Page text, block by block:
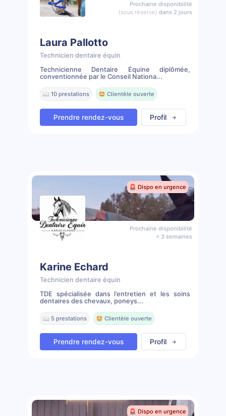
Prochaine disponibilité
(sous réserve) dans 2 jours
Laura Pallotto
Technicien dentaire équin
Technicienne Dentaire Équine diplômée,
conventionnée par le Conseil Nationa...
📖 10 prestations 🤩 Clientèle ouverte
Prendre rendez-vous Profil
🚨 Dispo en urgence
Prochaine disponibilité
< 3 semaines
Karine Echard
Technicien dentaire équin
TDE spécialisée dans l’entretien et les soins
dentaires des chevaux, poneys...
📖 5 prestations 🤩 Clientèle ouverte
Prendre rendez-vous Profil
🚨 Dispo en urgence